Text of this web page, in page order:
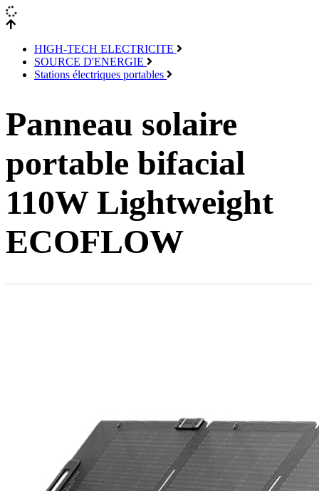
HIGH-TECH ELECTRICITE
SOURCE D'ENERGIE
Stations électriques portables
Panneau solaire
portable bifacial
110W Lightweight
ECOFLOW